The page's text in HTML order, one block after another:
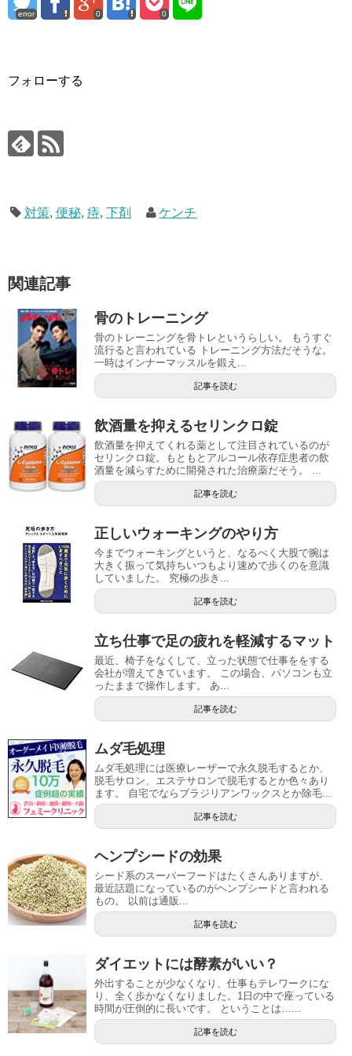
error 0 0
フォローする
対策, 便秘, 痔, 下剤 ケンチ
関連記事
骨のトレーニング
骨のトレーニングを骨トレというらしい。 もうすぐ
流行ると言われている トレーニング方法だそうな。
一時はインナーマッスルを鍛え...
記事を読む
飲酒量を抑えるセリンクロ錠
飲酒量を抑えてくれる薬として注目されているのが
セリンクロ錠。もともとアルコール依存症患者の飲
酒量を減らすために開発された治療薬だそう。 ...
記事を読む
正しいウォーキングのやり方
今までウォーキングというと、なるべく大股で腕は
大きく振って気持ちいつもより速めで歩くのを意識
していました。 究極の歩き...
記事を読む
立ち仕事で足の疲れを軽減するマット
最近、椅子をなくして、立った状態で仕事ををする
会社が増えてきています。 この場合、パソコンも立
ったままで操作します。 あ...
記事を読む
ムダ毛処理
ムダ毛処理には医療レーザーで永久脱毛するとか、
脱毛サロン、エステサロンで脱毛するとか色々あり
ます。 自宅でならブラジリアンワックスとか除毛...
記事を読む
ヘンプシードの効果
シード系のスーパーフードはたくさんありますが、
最近話題になっているのがヘンプシードと言われる
もの。 以前は通販...
記事を読む
ダイエットには酵素がいい？
外出することが少なくなり、仕事もテレワークにな
り、全く歩かなくなりました。1日の中で座っている
時間が圧倒的に長いです。 ということは…...
記事を読む